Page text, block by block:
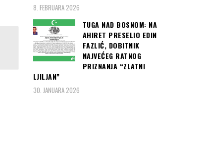
8. FEBRUARA 2026
TUGA NAD BOSNOM: NA
AHIRET PRESELIO EDIN
FAZLIĆ, DOBITNIK
NAJVEĆEG RATNOG
PRIZNANJA “ZLATNI
LJILJAN”
30. JANUARA 2026